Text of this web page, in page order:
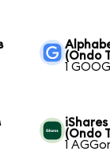
(Ondo
1
(Ondo
1